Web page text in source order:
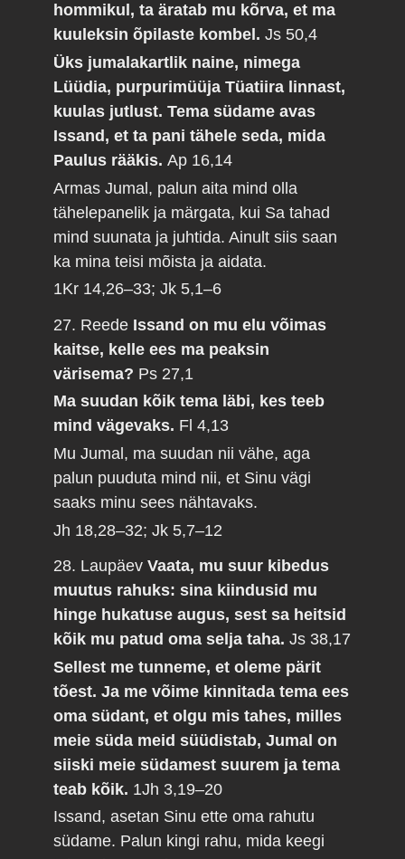
hommikul, ta äratab mu kõrva, et ma
kuuleksin õpilaste kombel.Js 50,4
Üks jumalakartlik naine, nimega
Lüüdia, purpurimüüja Tüatiira linnast,
kuulas jutlust. Tema südame avas
Issand, et ta pani tähele seda, mida
Paulus rääkis.Ap 16,14
Armas Jumal, palun aita mind olla
tähelepanelik ja märgata, kui Sa tahad
mind suunata ja juhtida. Ainult siis saan
ka mina teisi mõista ja aidata.
1Kr 14,26–33; Jk 5,1–6
27. Reede Issand on mu elu võimas
kaitse, kelle ees ma peaksin
värisema? Ps 27,1
Ma suudan kõik tema läbi, kes teeb
mind vägevaks. Fl 4,13
Mu Jumal, ma suudan nii vähe, aga
palun puuduta mind nii, et Sinu vägi
saaks minu sees nähtavaks.
Jh 18,28–32; Jk 5,7–12
28. LaupäevVaata, mu suur kibedus
muutus rahuks: sina kiindusid mu
hinge hukatuse augus, sest sa heitsid
kõik mu patud oma selja taha.Js 38,17
Sellest me tunneme, et oleme pärit
tõest. Ja me võime kinnitada tema ees
oma südant, et olgu mis tahes, milles
meie süda meid süüdistab, Jumal on
siiski meie südamest suurem ja tema
teab kõik. 1Jh 3,19–20
Issand, asetan Sinu ette oma rahutu
südame. Palun kingi rahu, mida keegi